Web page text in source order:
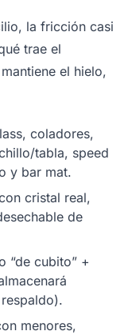
la fricción casi
trae el
el hielo,
coladores,
tabla, speed
y bar mat.
cristal real,
de
“de cubito” +
menores,